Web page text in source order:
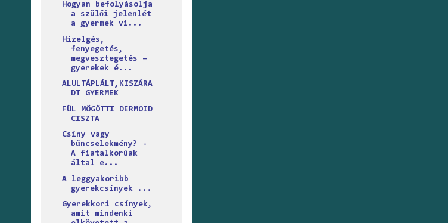
Hogyan befolyásolja
a szülői jelenlét
a gyermek vi...
Hízelgés,
fenyegetés,
megvesztegetés –
gyerekek é...
ALULTÁPLÁLT,KISZÁRA
DT GYERMEK
FÜL MÖGÖTTI DERMOID
CISZTA
Csíny vagy
bűncselekmény? -
A fiatalkorúak
által e...
A leggyakoribb
gyerekcsínyek ...
Gyerekkori csínyek,
amit mindenki